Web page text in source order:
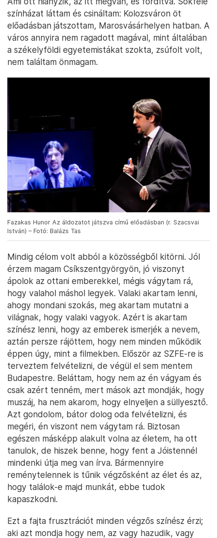
színházat láttam és csináltam: Kolozsváron öt
előadásban játszottam, Marosvásárhelyen hatban. A
város annyira nem ragadott magával, mint általában
a székelyföldi egyetemistákat szokta, zsúfolt volt,
nem találtam önmagam.
Fazakas Hunor Az áldozatot játszva című előadásban (r. Szacsvai
István) – Fotó: Balázs Tas
Mindig célom volt abból a közösségből kitörni. Jól
érzem magam Csíkszentgyörgyön, jó viszonyt
ápolok az ottani emberekkel, mégis vágytam rá,
hogy valahol máshol legyek. Valaki akartam lenni,
ahogy mondani szokás, meg akartam mutatni a
világnak, hogy valaki vagyok. Azért is akartam
színész lenni, hogy az emberek ismerjék a nevem,
aztán persze rájöttem, hogy nem minden működik
éppen úgy, mint a filmekben. Először az SZFE-re is
terveztem felvételizni, de végül el sem mentem
Budapestre. Beláttam, hogy nem az én vágyam és
csak azért tenném, mert mások azt mondják, hogy
muszáj, ha nem akarom, hogy elnyeljen a süllyesztő.
Azt gondolom, bátor dolog oda felvételizni, és
megéri, én viszont nem vágytam rá. Biztosan
egészen másképp alakult volna az életem, ha ott
tanulok, de hiszek benne, hogy fent a Jóistennél
mindenki útja meg van írva. Bármennyire
reménytelennek is tűnik végzősként az élet és az,
hogy találok-e majd munkát, ebbe tudok
kapaszkodni.
Ezt a fajta frusztrációt minden végzős színész érzi;
aki azt mondja hogy nem, az vagy hazudik, vagy